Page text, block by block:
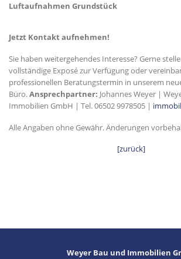
Luftaufnahmen Grundstück
Jetzt Kontakt aufnehmen!
Sie haben weitergehendes Interesse? Gerne
vollständige Exposé zur Verfügung oder
professionellen Beratungstermin in unserem
Büro.Ansprechpartner: Johannes Weyer |
Immobilien GmbH | Tel. 06502 9978505 |
Alle Angaben ohne Gewähr. Änderungen
[zurück]
Weyer Bau und Immobilien